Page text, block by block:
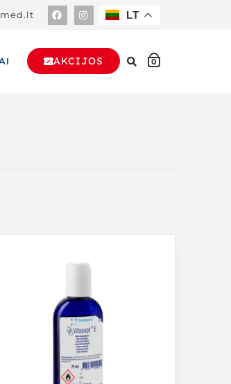
LT
AKCIJOS 0